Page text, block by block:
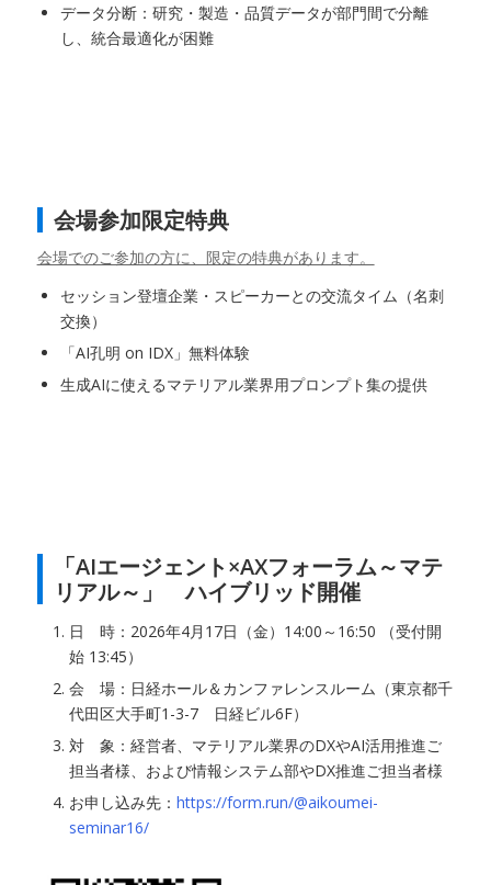
データ分断：研究・製造・品質データが部門間で分離
し、統合最適化が困難
会場参加限定特典
会場でのご参加の方に、限定の特典があります。
セッション登壇企業・スピーカーとの交流タイム（名刺
交換）
「AI孔明 on IDX」無料体験
生成AIに使えるマテリアル業界用プロンプト集の提供
「AIエージェント×AXフォーラム～マテ
リアル～」 ハイブリッド開催
日 時：2026年4月17日（金）14:00～16:50 （受付開
始 13:45）
会 場：日経ホール＆カンファレンスルーム（東京都千
代田区大手町1-3-7 日経ビル6F）
対 象：経営者、マテリアル業界のDXやAI活用推進ご
担当者様、および情報システム部やDX推進ご担当者様
お申し込み先： https://form.run/@aikoumei-
seminar16/